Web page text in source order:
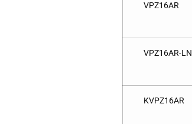
VPZ16AR
VPZ16AR-LN
KVPZ16AR